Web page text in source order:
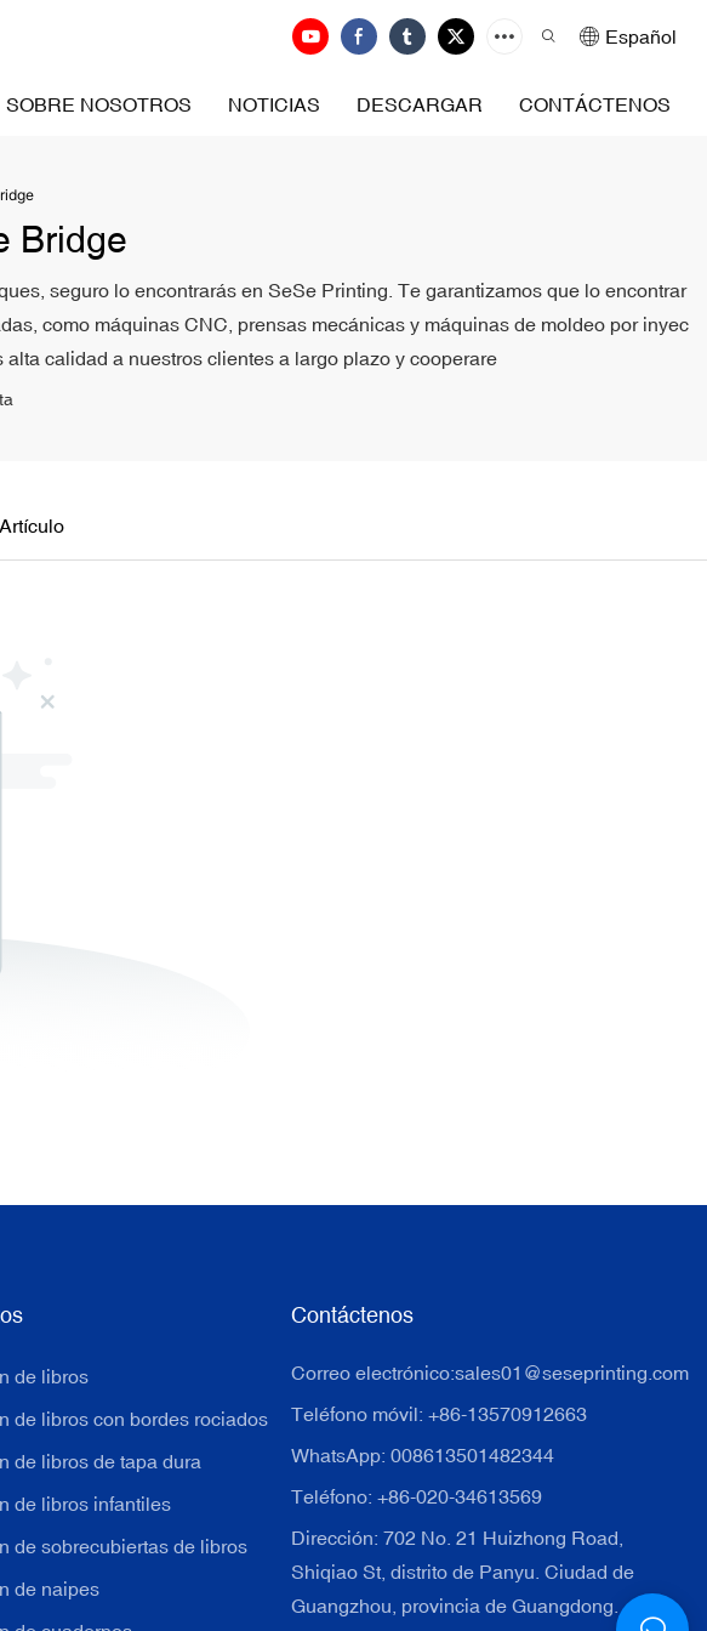
Español
SOBRE NOSOTROS NOTICIAS DESCARGAR CONTÁCTENOS
Bridge
seguro lo encontrarás en SeSe Printing. Te garantizamos que lo encontrar
como máquinas CNC, prensas mecánicas y máquinas de moldeo por inyec
calidad a nuestros clientes a largo plazo y cooperare
Artículo
de libros
de libros con bordes rociados
de libros de tapa dura
de libros infantiles
de sobrecubiertas de libros
de naipes
Contáctenos
Correo electrónico:sales01@seseprinting.com
Teléfono móvil: +86-13570912663
WhatsApp: 008613501482344
Teléfono: +86-020-34613569
Dirección: 702 No. 21 Huizhong Road,
Shiqiao St, distrito de Panyu. Ciudad de
Guangzhou, provincia de Guangdong.